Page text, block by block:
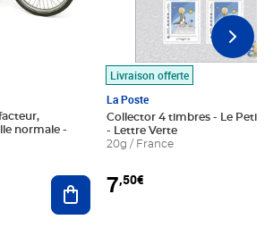
Ajouter au panier
Livraison offerte
La Poste
Collector 4 timbres - Le Petit
- Lettre Verte
20g / France
7,50€